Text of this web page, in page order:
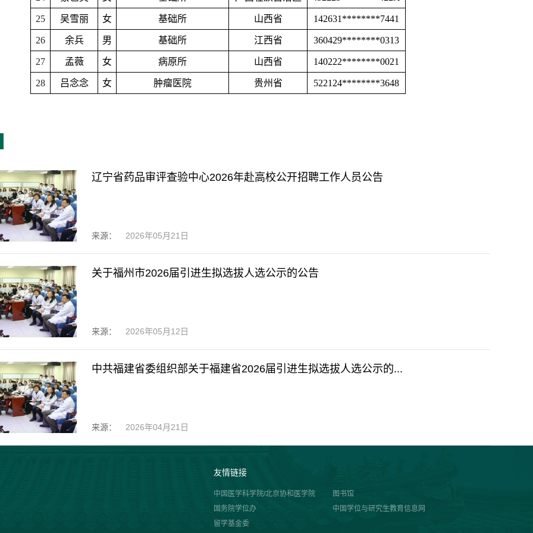
25 吴雪丽 女 基础所 山西省 142631********7441
26 余兵 男 基础所 江西省 360429********0313
27 孟薇 女 病原所 山西省 140222********0021
28 吕念念 女 肿瘤医院 贵州省 522124********3648
辽宁省药品审评查验中心2026年赴高校公开招聘工作人员公告
来源： 2026年05月21日
关于福州市2026届引进生拟选拔人选公示的公告
来源： 2026年05月12日
中共福建省委组织部关于福建省2026届引进生拟选拔人选公示的...
来源： 2026年04月21日
友情链接
中国医学科学院/北京协和医学院
图书馆
国务院学位办
中国学位与研究生教育信息网
留学基金委